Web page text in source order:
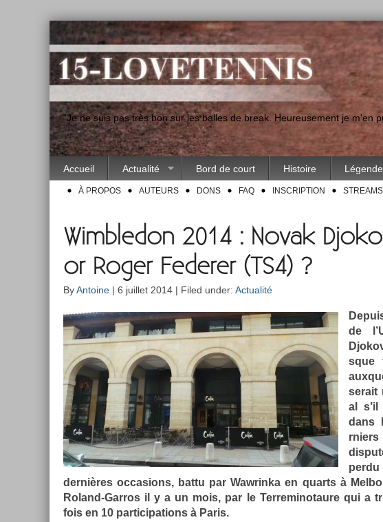
"Je ne suis pas très bon sur les balles de break. Heureusement je m'en
Accueil Actualité Bord de court Histoire
À PROPOS AUTEURS DONS FAQ INSCRIPTION STREAMS
Wimbledon 2014 : Novak
or Roger Federer (TS4) ?
ByAntoine | 6 juillet 2014 | Filed under: Actualité
de
sque
serait
al s’il
dans
dernières oc­cas­ions, battu par Waw­rinka en quarts à
Roland-Garros il y a un mois, par le Ter­reminotaure qui a
fois en 10 par­ticipa­tions à Paris.